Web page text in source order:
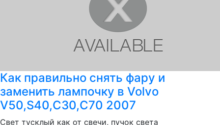
Как правильно снять фару и
заменить лампочку в Volvo
V50,S40,C30,C70 2007
Свет тусклый как от свечи, пучок света